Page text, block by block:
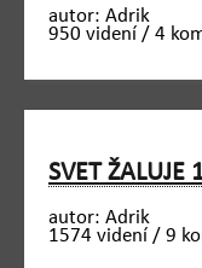
autor: Adrik
950 videní / 4
SVET ŽALUJE
autor: Adrik
1574 videní / 9